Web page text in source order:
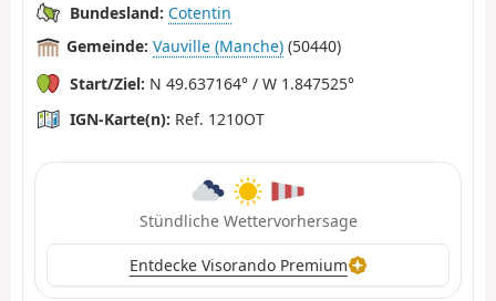
Bundesland: Cotentin
Gemeinde: Vauville (Manche) (50440)
Start/Ziel: N 49.637164° / W 1.847525°
IGN-Karte(n): Ref. 1210OT
Stündliche Wettervorhersage
Entdecke Visorando Premium